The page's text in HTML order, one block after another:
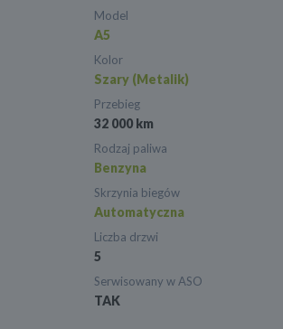
Model
A5
Kolor
Szary (Metalik)
Przebieg
32 000 km
Rodzaj paliwa
Benzyna
Skrzynia biegów
Automatyczna
Liczba drzwi
5
Serwisowany w ASO
TAK